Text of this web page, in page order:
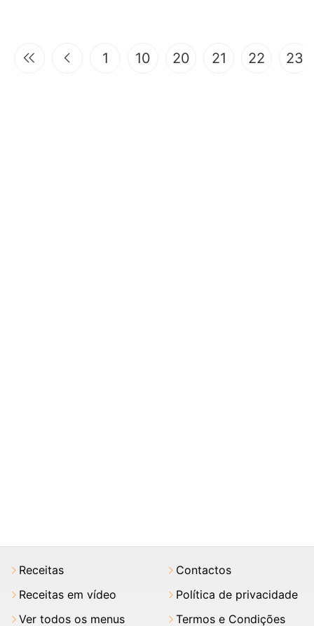
1 10 20 21 22 23
Receitas
Receitas em vídeo
Ver todos os menus
Contactos
Política de privacidade
Termos e Condições